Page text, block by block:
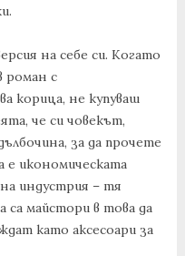
на себе си. Когато
роман с
корица, не купуваш
че си човекът,
за да прочете
е икономическата
индустрия – тя
са майстори в това да
като аксесоари за